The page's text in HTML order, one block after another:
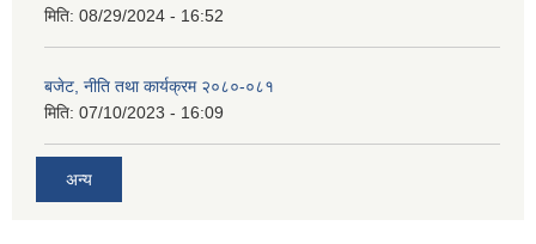
मिति: 08/29/2024 - 16:52
बजेट, नीति तथा कार्यक्रम २०८०-०८१
मिति: 07/10/2023 - 16:09
अन्य